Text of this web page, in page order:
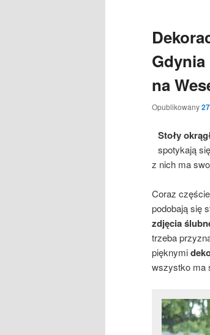
Gdynia
na
Opublikowany
Stoły
spotykają
z nich ma
Coraz
podobają się
zdjęcia
trzeba
pięknymi
wszystko ma